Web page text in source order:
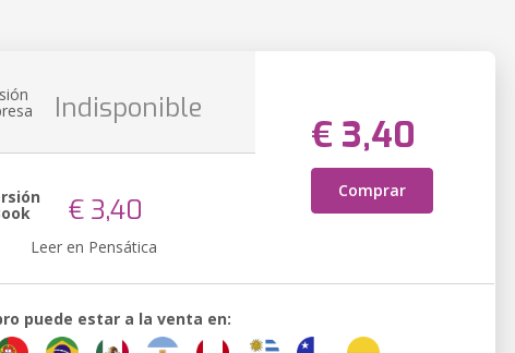
Indisponible
€ 3,40
Comprar
€ 3,40
Leer en Pensática
puede estar a la venta en: